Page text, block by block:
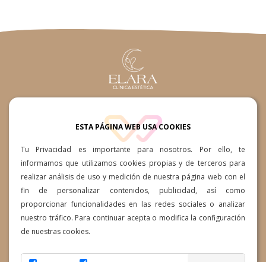
ESTA PÁGINA WEB USA COOKIES
Tu Privacidad es importante para nosotros. Por ello, te
informamos que utilizamos cookies propias y de terceros para
realizar análisis de uso y medición de nuestra página web con el
fin de personalizar contenidos, publicidad, así como
proporcionar funcionalidades en las redes sociales o analizar
nuestro tráfico. Para continuar acepta o modifica la configuración
de nuestras cookies.
660361015 / 660361015
Av. Ansite, 57-59, 35118 Cruce
de Arinaga, Las Palmas
info@clinicaesteticaelara.com
Lunes a Jueves: 10:00h a
19:00h Viernes 10:00h a 14:00h